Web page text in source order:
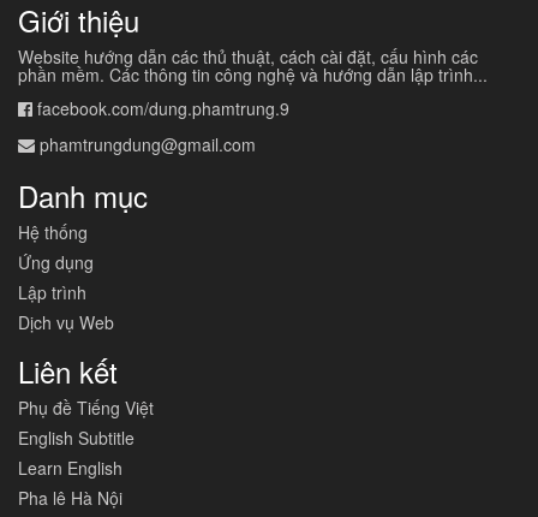
Giới thiệu
Website hướng dẫn các thủ thuật, cách cài đặt, cấu hình các
phần mềm. Các thông tin công nghệ và hướng dẫn lập trình...
facebook.com/dung.phamtrung.9
phamtrungdung@gmail.com
Danh mục
Hệ thống
Ứng dụng
Lập trình
Dịch vụ Web
Liên kết
Phụ đề Tiếng Việt
English Subtitle
Learn English
Pha lê Hà Nội